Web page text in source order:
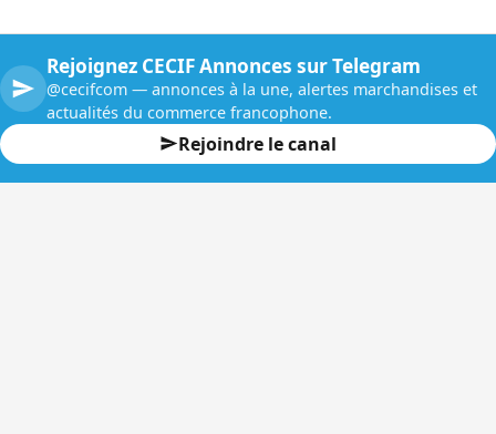
Rejoignez CECIF Annonces sur Telegram
@cecifcom — annonces à la une, alertes marchandises et
actualités du commerce francophone.
Rejoindre le canal